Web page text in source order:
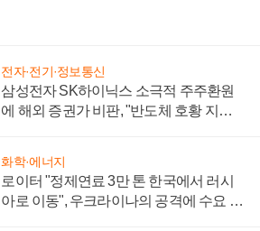
전자·전기·정보통신
삼성전자 SK하이닉스 소극적 주주환원
에 해외 증권가 비판, "반도체 호황 지속
화학·에너지
로이터 "정제연료 3만 톤 한국에서 러시
아로 이동", 우크라이나의 공격에 수요 늘